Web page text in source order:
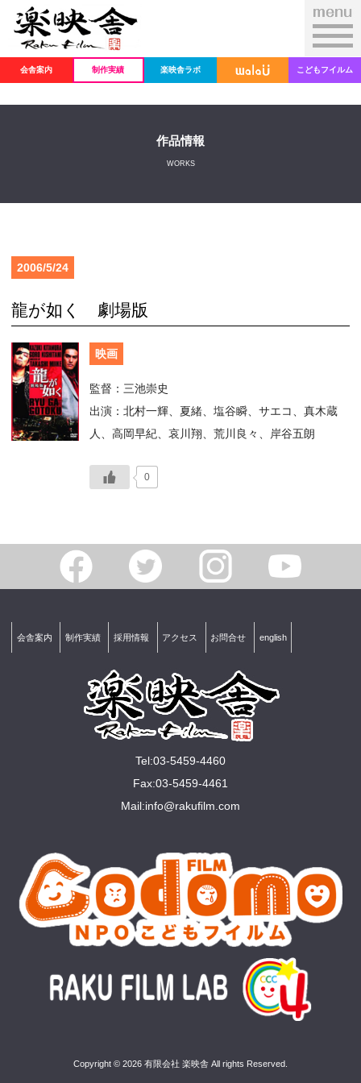
会舎案内 制作実績 楽映舎ラボ こどもフイルム
作品情報
WORKS
2006/5/24
龍が如く 劇場版
映画
監督：三池崇史
出演：北村一輝、夏緒、塩谷瞬、サエコ、真木蔵
人、高岡早紀、哀川翔、荒川良々、岸谷五朗
0
会舎案内 制作実績 採用情報 アクセス お問合せ english
Tel:03-5459-4460
Fax:03-5459-4461
Mail:info@rakuﬁlm.com
Copyright © 2026 有限会社 楽映舎 All rights Reserved.